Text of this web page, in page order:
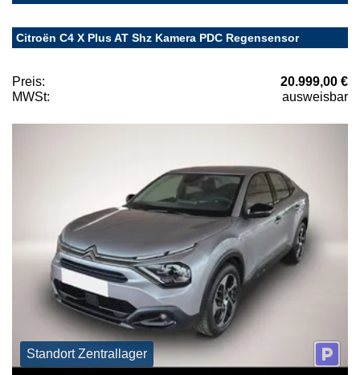
Citroën C4 X Plus AT Shz Kamera PDC Regensensor
Preis:
20.999,00 €
MWSt:
ausweisbar
Standort Zentrallager